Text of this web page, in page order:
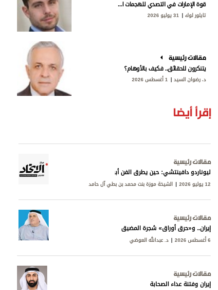
قوة الإمارات في التصدي للهجمات الإيرانية
تايلور لوك 31 يوليو 2026
مقالات رئيسية
يتنكرون للحقائق.. فكيف بالأوهام؟
د. رضوان السيد 1 أغسطس 2026
إقرأ أيضا
مقالات رئيسية
ليوناردو دافينتشي: حين يطرق الفن أبواب المعرفة
12 يوليو 2026 الشيخة موزة بنت محمد بن بطي آل حامد
مقالات رئيسية
إيران.. و«حرق أوراق» شجرة المضيق
6 أغسطس 2026 د. عبدالله العوضي
مقالات رئيسية
إيران وفتنة عداء الصحابة